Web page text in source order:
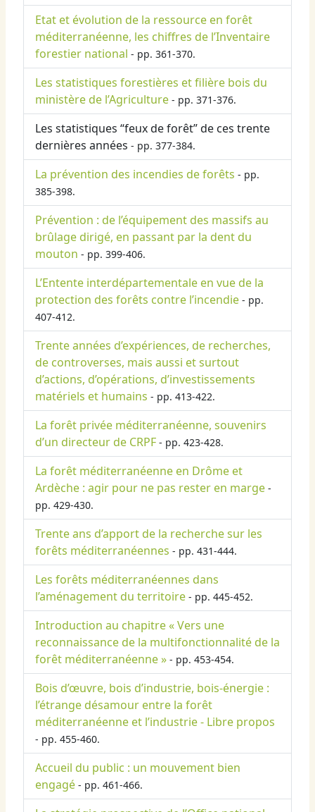
Etat et évolution de la ressource en forêt
méditerranéenne, les chiffres de l’Inventaire
forestier national - pp. 361-370.
Les statistiques forestières et filière bois du
ministère de l’Agriculture - pp. 371-376.
Les statistiques “feux de forêt” de ces trente
dernières années - pp. 377-384.
La prévention des incendies de forêts - pp.
385-398.
Prévention : de l’équipement des massifs au
brûlage dirigé, en passant par la dent du
mouton - pp. 399-406.
L’Entente interdépartementale en vue de la
protection des forêts contre l’incendie - pp.
407-412.
Trente années d’expériences, de recherches,
de controverses, mais aussi et surtout
d’actions, d’opérations, d’investissements
matériels et humains - pp. 413-422.
La forêt privée méditerranéenne, souvenirs
d’un directeur de CRPF - pp. 423-428.
La forêt méditerranéenne en Drôme et
Ardèche : agir pour ne pas rester en marge -
pp. 429-430.
Trente ans d’apport de la recherche sur les
forêts méditerranéennes - pp. 431-444.
Les forêts méditerranéennes dans
l’aménagement du territoire - pp. 445-452.
Introduction au chapitre « Vers une
reconnaissance de la multifonctionnalité de la
forêt méditerranéenne » - pp. 453-454.
Bois d’œuvre, bois d’industrie, bois-énergie :
l’étrange désamour entre la forêt
méditerranéenne et l’industrie - Libre propos
- pp. 455-460.
Accueil du public : un mouvement bien
engagé - pp. 461-466.